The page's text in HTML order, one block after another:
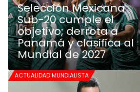
Selección Mexicana
Sub-20 cumple el
objetivo; derrota a
Panamá y clasifica al
Mundial de 2027
ACTUALIDAD MUNDIALISTA